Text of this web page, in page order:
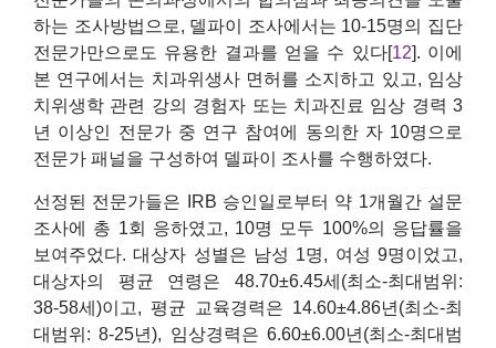
하는 조사방법으로, 델파이 조사에서는 10-15명의 집단
전문가만으로도 유용한 결과를 얻을 수 있다[12]. 이에
본 연구에서는 치과위생사 면허를 소지하고 있고, 임상
치위생학 관련 강의 경험자 또는 치과진료 임상 경력 3
년 이상인 전문가 중 연구 참여에 동의한 자 10명으로
전문가 패널을 구성하여 델파이 조사를 수행하였다.
선정된 전문가들은 IRB 승인일로부터 약 1개월간 설문
조사에 총 1회 응하였고, 10명 모두 100%의 응답률을
보여주었다. 대상자 성별은 남성 1명, 여성 9명이었고,
대상자의 평균 연령은 48.70±6.45세(최소-최대범위:
38-58세)이고, 평균 교육경력은 14.60±4.86년(최소-최
대범위: 8-25년), 임상경력은 6.60±6.00년(최소-최대범